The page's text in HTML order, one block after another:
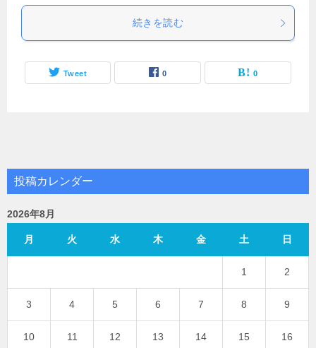
続きを読む
Tweet 0 0
投稿カレンダー
2026年8月
月 火 水 木 金 土 日
1 2
3 4 5 6 7 8 9
10 11 12 13 14 15 16